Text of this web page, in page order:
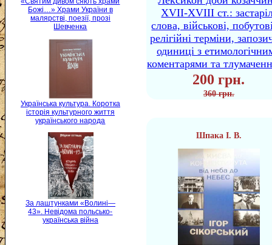
Божі…» Храми України в
малярстві, поезії, прозі
Шевченка
Українська культура. Коротка
історія культурного життя
українського народа
За лаштунками «Волині—
43». Невідома польсько-
українська війна
XVII-XVIII ст.:
слова, військові,
релігійні терміни,
одиниці з
коментарями та
200 грн.
360 грн.
Шпака І. В.